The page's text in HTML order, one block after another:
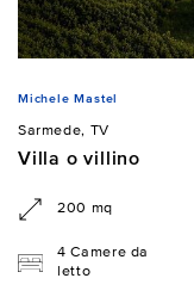
Michele Mastel
Sarmede, TV
Villa o villino
200 mq
4 Camere da
letto